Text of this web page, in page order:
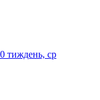
тиждень, ср